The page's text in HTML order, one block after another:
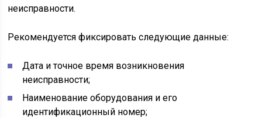
неисправности.
Рекомендуется фиксировать следующие данные:
Дата и точное время возникновения
неисправности;
Наименование оборудования и его
идентификационный номер;